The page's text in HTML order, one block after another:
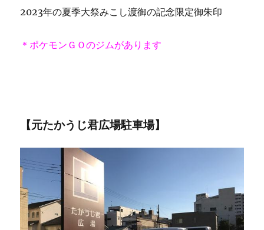
2023年の夏季大祭みこし渡御の記念限定御朱印
＊ポケモンＧＯのジムがあります
【元たかうじ君広場駐車場】